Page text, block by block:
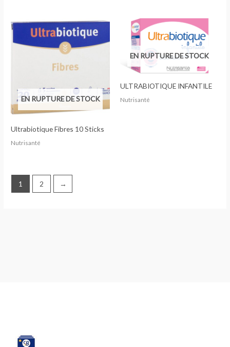
EN RUPTURE DE STOCK
Ultrabiotique Fibres 10 Sticks
Nutrisanté
EN RUPTURE DE STOCK
ULTRABIOTIQUE INFANTILE
Nutrisanté
1 2 →